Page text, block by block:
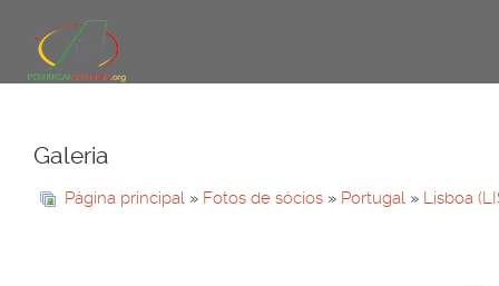
Galeria
Página principal » Fotos de sócios » Portugal » Lisboa